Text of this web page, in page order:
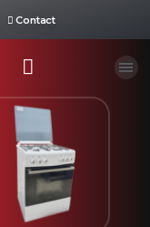
Contact